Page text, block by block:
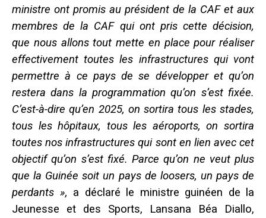
ministre ont promis au président de la CAF et aux
membres de la CAF qui ont pris cette décision,
que nous allons tout mette en place pour réaliser
effectivement toutes les infrastructures qui vont
permettre à ce pays de se développer et qu’on
restera dans la programmation qu’on s’est fixée.
C’est-à-dire qu’en 2025, on sortira tous les stades,
tous les hôpitaux, tous les aéroports, on sortira
toutes nos infrastructures qui sont en lien avec cet
objectif qu’on s’est fixé. Parce qu’on ne veut plus
que la Guinée soit un pays de loosers, un pays de
perdants », a déclaré le ministre guinéen de la
Jeunesse et des Sports, Lansana Béa Diallo,